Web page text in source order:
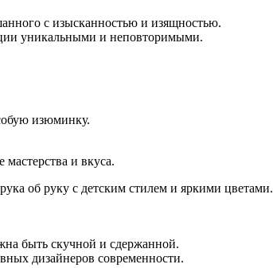
с изысканностью и изящностью.
уникальными и неповторимыми.
изюминку.
и вкуса.
об руку с детским стилем и яркими цветами.
быть скучной и сдержанной.
дизайнеров современности.